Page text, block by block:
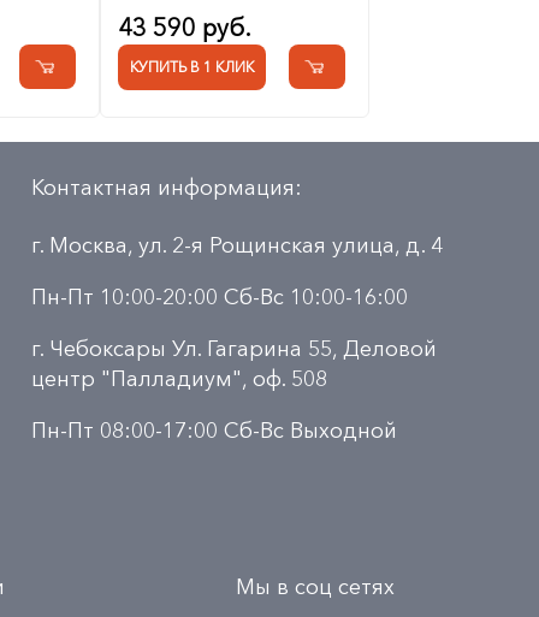
43 590 руб.
КУПИТЬ В 1 КЛИК
Контактная информация:
г. Москва, ул. 2-я Рощинская улица, д. 4
Пн-Пт 10:00-20:00 Сб-Вс 10:00-16:00
г. Чебоксары Ул. Гагарина 55, Деловой
центр "Палладиум", оф. 508
Пн-Пт 08:00-17:00 Сб-Вс Выходной
Мы в соц сетях